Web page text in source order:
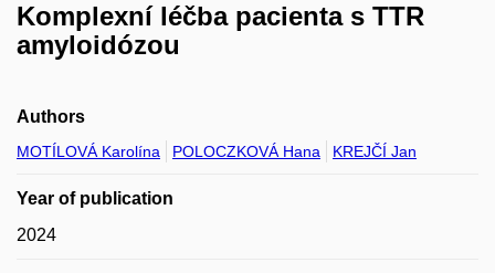
Komplexní léčba pacienta s TTR
amyloidózou
Authors
MOTÍLOVÁ Karolína POLOCZKOVÁ Hana KREJČÍ Jan
Year of publication
2024